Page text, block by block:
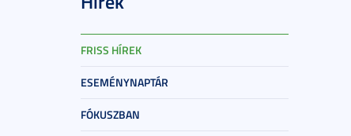
FRISS HÍREK
ESEMÉNYNAPTÁR
FÓKUSZBAN